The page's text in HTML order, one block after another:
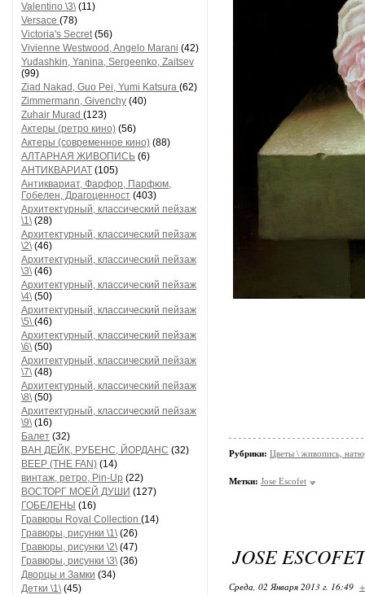
Valentino \3\(11)
Versace (78)
Victoria's Secret(56)
Vivienne Westwood, Angelo Marani (42)
Yudashkin, Yanina, Sergeenko, Zaitsev
(99)
Ziad Nakad, Guo Pei, Yumi Katsura (62)
Zimmermann, Givenchy (40)
Zuhair Murad (123)
Актеры (ретро кино) (56)
Актеры (современное кино) (88)
АЛТАРНАЯ ЖИВОПИСЬ (6)
АНТИКВАРИАТ (105)
Антиквариат, Фарфор, Парфюм,
Гобелен, Драгоценност (403)
Архитектурный, классический пейзаж
\1\(28)
Архитектурный, классический пейзаж
\2\(46)
Архитектурный, классический пейзаж
\3\(46)
Архитектурный, классический пейзаж
\4\(50)
Архитектурный, классический пейзаж
\5\(46)
Архитектурный, классический пейзаж
\6\(50)
Архитектурный, классический пейзаж
\7\(48)
Архитектурный, классический пейзаж
\8\(50)
Архитектурный, классический пейзаж
\9\(16)
Балет (32)
ВАН ДЕЙК, РУБЕНС, ЙОРДАНС (32)
ВЕЕР (THE FAN) (14)
винтаж, ретро, Pin-Up (22)
ВОСТОРГ МОЕЙ ДУШИ (127)
ГОБЕЛЕНЫ (16)
Гравюры Royal Collection (14)
Гравюры, рисунки \1\(26)
Гравюры, рисунки \2\(47)
Гравюры, рисунки \3\(36)
Дворцы и Замки (34)
Детки \1\(45)
Рубрики: Цветы \ живопись,
Метки: Jose Escofet
JOSE
Среда, 02 Января 2013 г. 16:49